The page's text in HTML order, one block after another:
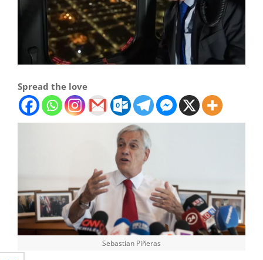
Spread the love
Sebastían Piñeras